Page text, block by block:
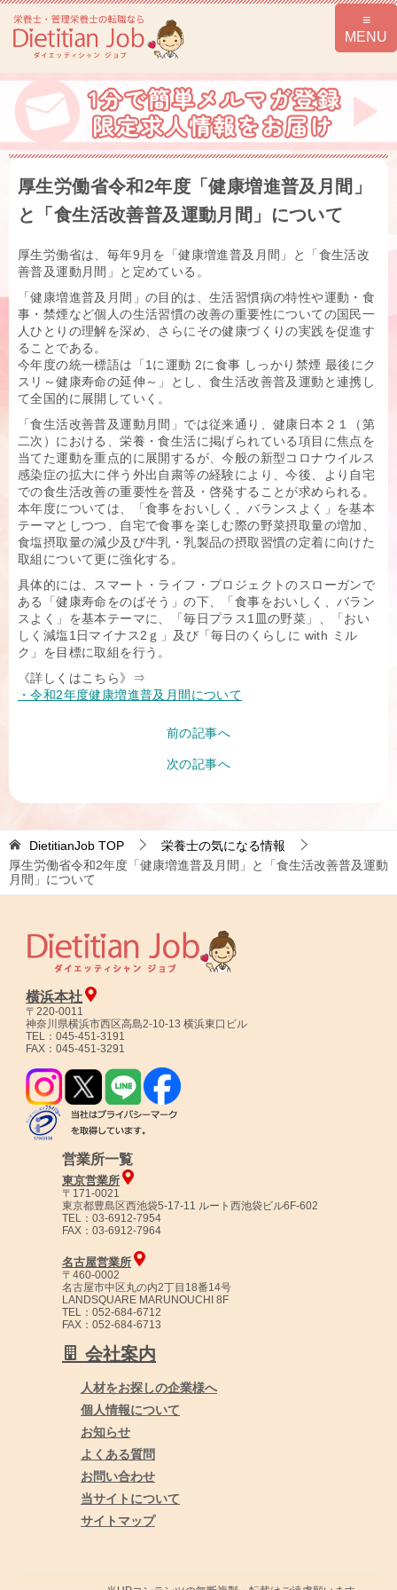
厚生労働省令和2年度「健康増進普及月間」
と「食生活改善普及運動月間」について
厚生労働省は、毎年9月を「健康増進普及月間」と「食生活改
善普及運動月間」と定めている。
「健康増進普及月間」の目的は、生活習慣病の特性や運動・食
事・禁煙など個人の生活習慣の改善の重要性についての国民一
人ひとりの理解を深め、さらにその健康づくりの実践を促進す
ることである。
今年度の統一標語は「1に運動 2に食事 しっかり禁煙 最後にク
スリ～健康寿命の延伸～」とし、食生活改善普及運動と連携し
て全国的に展開していく。
「食生活改善普及運動月間」では従来通り、健康日本２１（第
二次）における、栄養・食生活に掲げられている項目に焦点を
当てた運動を重点的に展開するが、今般の新型コロナウイルス
感染症の拡大に伴う外出自粛等の経験により、今後、より自宅
での食生活改善の重要性を普及・啓発することが求められる。
本年度については、「食事をおいしく、バランスよく」を基本
テーマとしつつ、自宅で食事を楽しむ際の野菜摂取量の増加、
食塩摂取量の減少及び牛乳・乳製品の摂取習慣の定着に向けた
取組について更に強化する。
具体的には、スマート・ライフ・プロジェクトのスローガンで
ある「健康寿命をのばそう」の下、「食事をおいしく、バラン
スよく」を基本テーマに、「毎日プラス1皿の野菜」、「おい
しく減塩1日マイナス2ｇ」及び「毎日のくらしに with ミル
ク」を目標に取組を行う。
《詳しくはこちら》⇒
・令和2年度健康増進普及月間について
前の記事へ
次の記事へ
DietitianJob TOP
栄養士の気になる情報
厚生労働省令和2年度「健康増進普及月間」と「食生活改善普及運動
月間」について
横浜本社
〒220-0011
神奈川県横浜市西区高島2-10-13 横浜東口ビル
TEL：045-451-3191
FAX：045-451-3291
営業所一覧
東京営業所
〒171-0021
東京都豊島区西池袋5-17-11 ルート西池袋ビル6F-602
TEL：03-6912-7954
FAX：03-6912-7964
名古屋営業所
〒460-0002
名古屋市中区丸の内2丁目18番14号
LANDSQUARE MARUNOUCHI 8F
TEL：052-684-6712
FAX：052-684-6713
会社案内
人材をお探しの企業様へ
個人情報について
お知らせ
よくある質問
お問い合わせ
当サイトについて
サイトマップ